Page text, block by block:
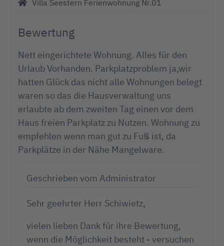
Villa Seestern Ferienwohnung Nr.01
Bewertung
Nett eingerichtete Wohnung. Alles für den
Urlaub Vorhanden. Parkplatzproblem ja,wir
hatten Glück das nicht alle Wohnungen belegt
waren so das die Hausverwaltung uns
erlaubte ab dem zweiten Tag einen vor dem
Haus freien Parkplatz zu Nutzen. Wohnung zu
empfehlen wenn man gut zu Fuß ist, da
Parkplätze in der Nähe Mangelware.
Geschrieben vom Administrator
Sehr geehrter Herr Schiwietz,
vielen lieben Dank für ihre Bewertung,
wenn die Möglichkeit besteht - versuchen